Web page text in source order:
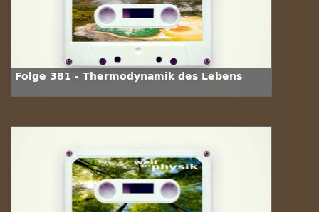
Folge 381 - Thermodynamik des Lebens